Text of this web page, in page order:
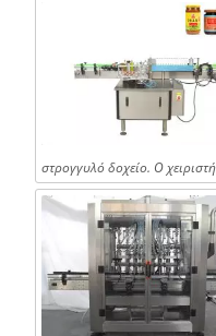
στρογγυλό δοχείο. Ο